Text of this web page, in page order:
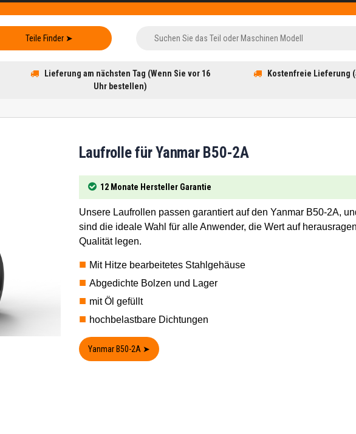
Lieferung am nächsten Tag (Wenn Sie vor 16
Uhr bestellen)
Kostenfreie Lieferung
Laufrolle für Yanmar B50-2A
12 Monate Hersteller Garantie
Unsere Laufrollen passen garantiert auf den Yanmar B50-2A,
sind die ideale Wahl für alle Anwender, die Wert auf
Qualität legen.
Mit Hitze bearbeitetes Stahlgehäuse
Abgedichte Bolzen und Lager
mit Öl gefüllt
hochbelastbare Dichtungen
Yanmar B50-2A ➤